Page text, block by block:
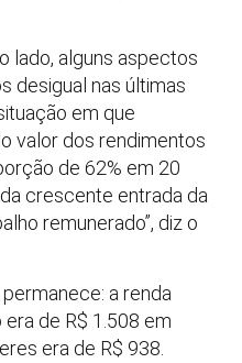
lado, alguns aspectos
desigual nas últimas
em que
valor dos rendimentos
de 62% em 20
crescente entrada da
remunerado”, diz o
a renda
de R$ 1.508 em
era de R$ 938.